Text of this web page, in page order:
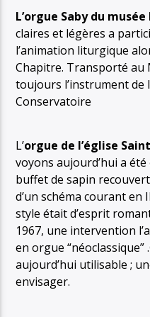
L’orgue Saby du
claires et légères a
l’animation liturgique
Chapitre. Transporté au
toujours l’instrument de
Conservatoire
L’orgue de l’église
voyons aujourd’hui a
buffet de sapin
d’un schéma courant en
style était d’esprit
1967, une intervention
en orgue “néoclassique”
aujourd’hui utilisable ;
envisager.